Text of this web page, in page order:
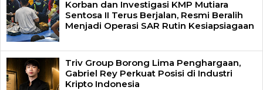
Korban dan Investigasi KMP Mutiara
Sentosa II Terus Berjalan, Resmi Beralih
Menjadi Operasi SAR Rutin Kesiapsiagaan
Triv Group Borong Lima Penghargaan,
Gabriel Rey Perkuat Posisi di Industri
Kripto Indonesia